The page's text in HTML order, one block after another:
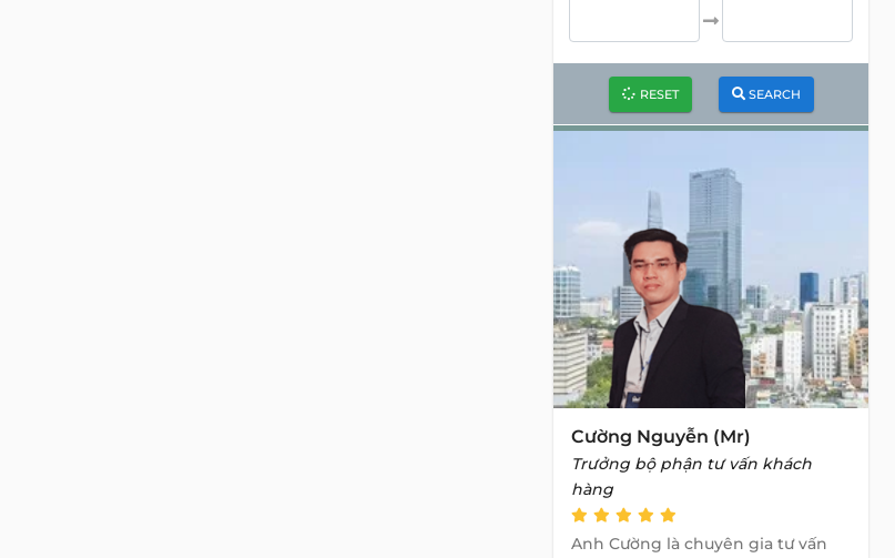
RESET SEARCH
Cường Nguyễn (Mr)
Trưởng bộ phận tư vấn khách
hàng
Anh Cường là chuyên gia tư vấn